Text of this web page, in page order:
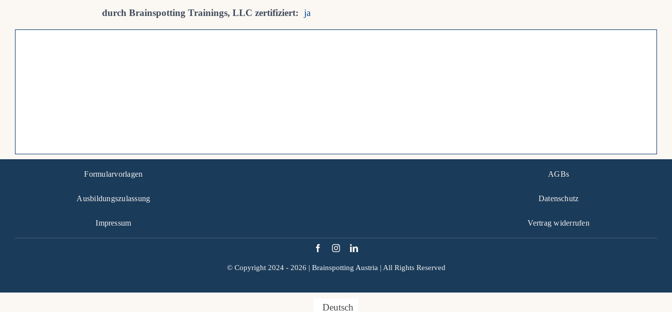
durch Brainspotting Trainings, LLC zertifiziert: ja
Formularvorlagen
Ausbildungszulassung
Impressum
AGBs
Datenschutz
Vertrag widerrufen
© Copyright 2024 - 2026 | Brainspotting Austria| All Rights Reserved
Deutsch